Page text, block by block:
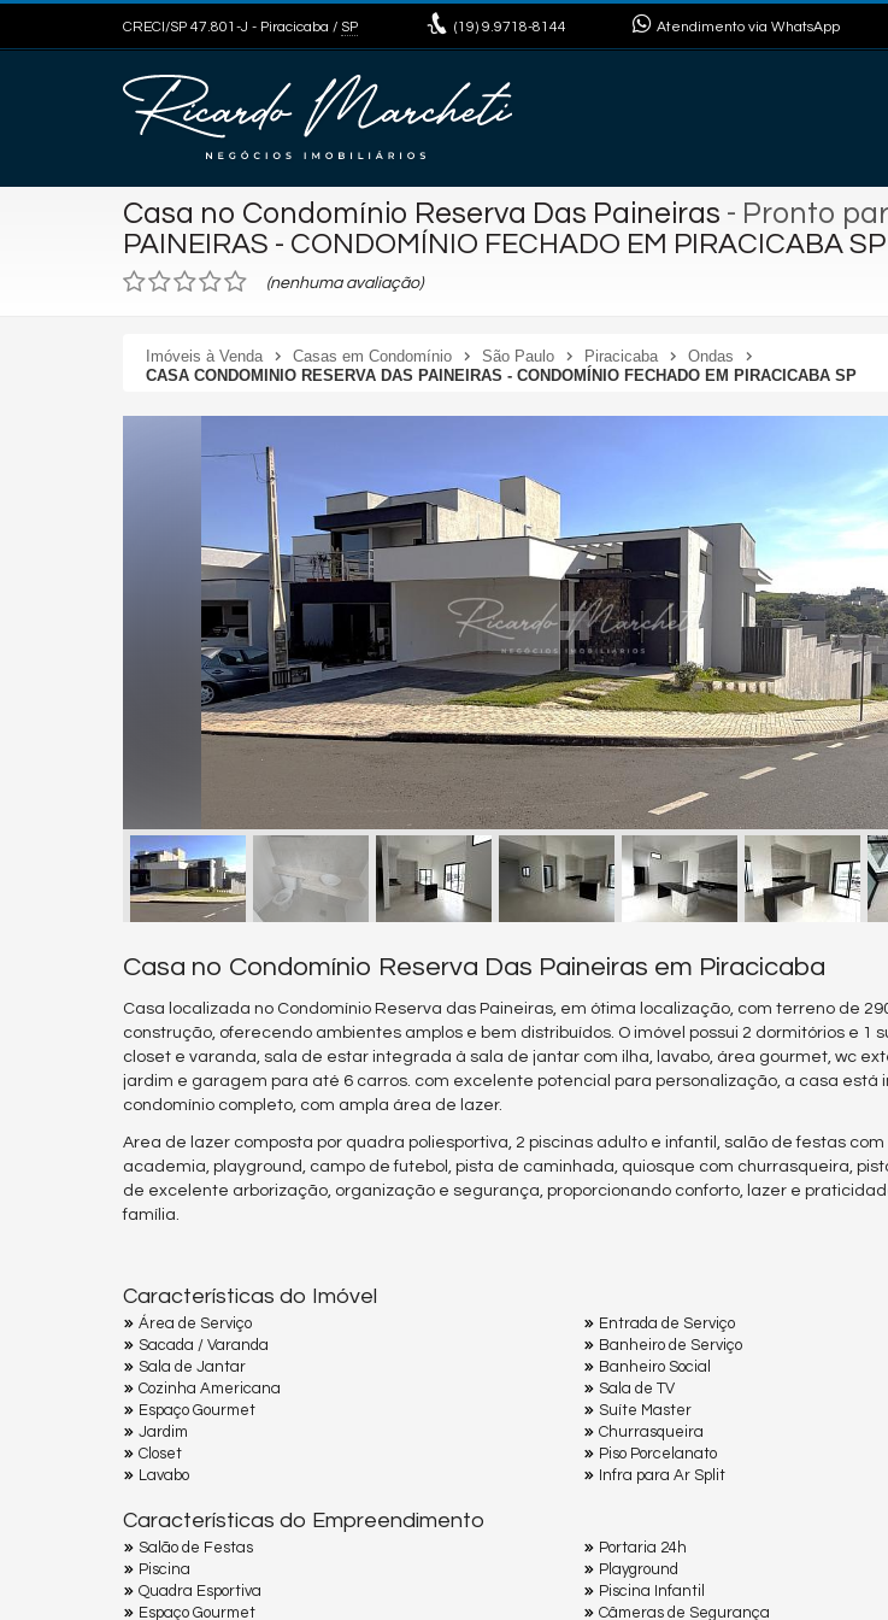
CRECI/SP 47.801-J - Piracicaba / SP (19) 9.9718-8144 Atendimento via WhatsApp
Casa no Condomínio Reserva Das Paineiras - Pronto
PAINEIRAS - CONDOMÍNIO FECHADO EM PIRACICABA SP
(nenhuma avaliação)
Imóveis à Venda Casas em Condomínio São Paulo Piracicaba
Ondas
CASA CONDOMINIO RESERVA DAS PAINEIRAS - CONDOMÍNIO FECHADO EM PIRACICABA SP
Casa no Condomínio Reserva Das Paineiras em Piracicaba
Casa localizada no Condomínio Reserva das Paineiras, em ótima localização, com terreno de
construção, oferecendo ambientes amplos e bem distribuídos. O imóvel possui 2 dormitórios e 1
closet e varanda, sala de estar integrada à sala de jantar com ilha, lavabo, área gourmet, wc
jardim e garagem para até 6 carros. com excelente potencial para personalização, a casa está
condomínio completo, com ampla área de lazer.
Area de lazer composta por quadra poliesportiva, 2 piscinas adulto e infantil, salão de festas
academia, playground, campo de futebol, pista de caminhada, quiosque com churrasqueira,
de excelente arborização, organização e segurança, proporcionando conforto, lazer e
família.
Características do Imóvel
Área de Serviço
Sacada / Varanda
Sala de Jantar
Cozinha Americana
Espaço Gourmet
Jardim
Closet
Lavabo
Entrada de Serviço
Banheiro de Serviço
Banheiro Social
Sala de TV
Suíte Master
Churrasqueira
Piso Porcelanato
Infra para Ar Split
Características do Empreendimento
Salão de Festas
Piscina
Quadra Esportiva
Espaço Gourmet
Portaria 24h
Playground
Piscina Infantil
Câmeras de Segurança